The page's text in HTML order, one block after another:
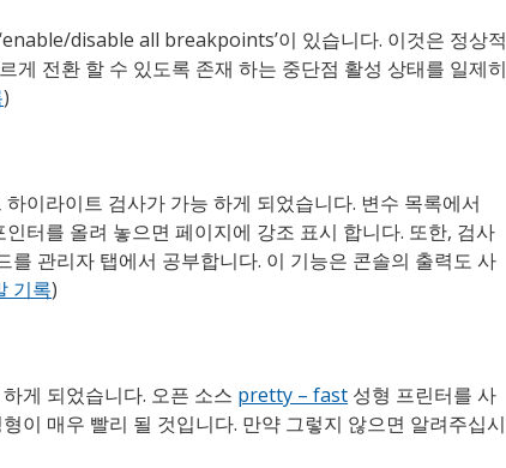
disable all breakpoints’이 있습니다. 이것은 정상적
게 전환 할 수 있도록 존재 하는 중단점 활성 상태를 일제히
)
이라이트 검사가 가능 하게 되었습니다. 변수 목록에서
터를 올려 놓으면 페이지에 강조 표시 합니다. 또한, 검사
를 관리자 탭에서 공부합니다. 이 기능은 콘솔의 출력도 사
기록)
게 되었습니다. 오픈 소스 pretty – fast 성형 프린터를 사
이 매우 빨리 될 것입니다. 만약 그렇지 않으면 알려주십시